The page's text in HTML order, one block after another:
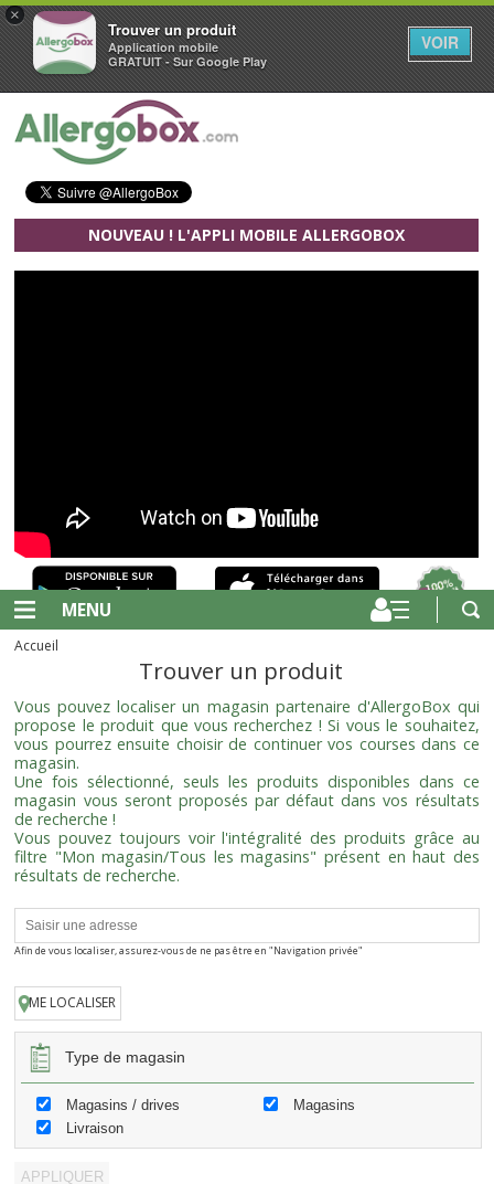
×
Trouver un produit
Application mobile
GRATUIT - Sur Google Play
VOIR
Aller au contenu principal
NOUVEAU ! L'APPLI MOBILE ALLERGOBOX
MENU
Accueil
Trouver un produit
Vous pouvez localiser un magasin partenaire d'AllergoBox qui
propose le produit que vous recherchez ! Si vous le souhaitez,
vous pourrez ensuite choisir de continuer vos courses dans ce
magasin.
Une fois sélectionné, seuls les produits disponibles dans ce
magasin vous seront proposés par défaut dans vos résultats
de recherche !
Vous pouvez toujours voir l'intégralité des produits grâce au
filtre "Mon magasin/Tous les magasins" présent en haut des
résultats de recherche.
Afin de vous localiser, assurez-vous de ne pas être en "Navigation privée"
ME LOCALISER
Type de magasin
Magasins / drives
Magasins
Livraison